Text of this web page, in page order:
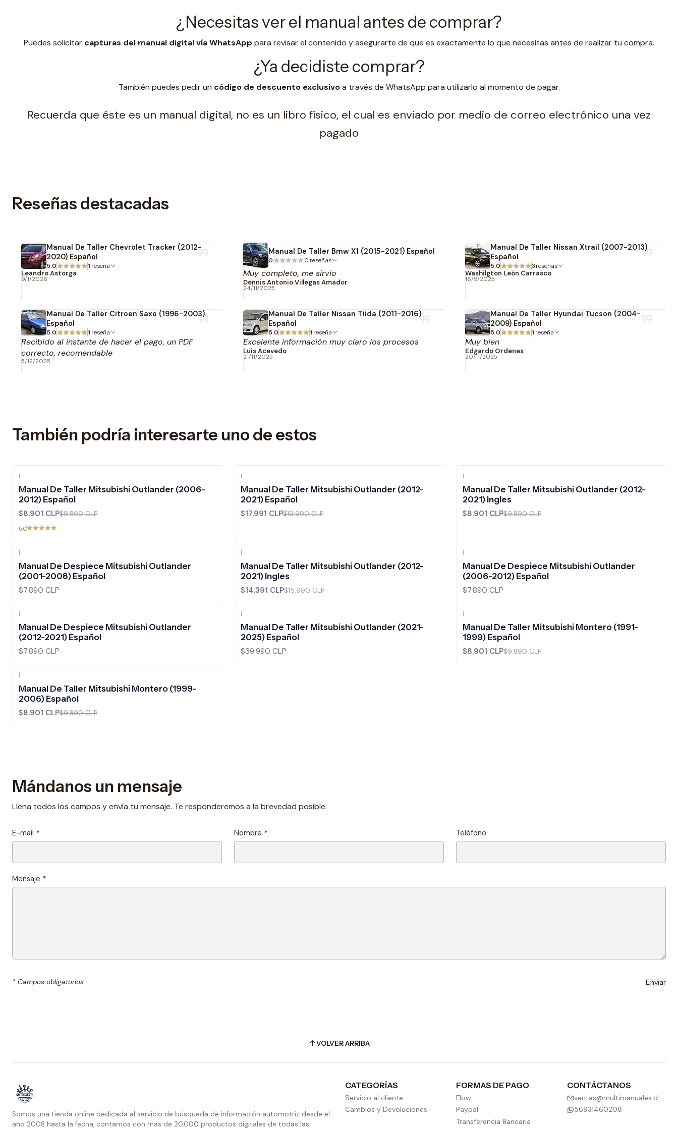
¿Necesitas ver el manual antes de comprar?
Puedes solicitar capturas del manual digital vía WhatsApp para revisar el contenido y asegurarte de que es exactamente lo que necesitas antes de realizar tu compra.
¿Ya decidiste comprar?
También puedes pedir un código de descuento exclusivoa través de WhatsApp para utilizarlo al momento de pagar.
Recuerda que éste es un manual digital, no es un libro físico, el cual es enviado por medio de correo electrónico una vez
pagado
Reseñas destacadas
Manual De Taller Chevrolet Tracker (2012-
2020) Español
5.0 1 reseña
Leandro Astorga
9/1/2026
Manual De Taller Bmw X1 (2015-2021) Español
0 0 reseñas
Muy completo, me sirvio
Dennis Antonio Villegas Amador
24/11/2025
Manual De Taller Nissan Xtrail (2007-2013)
Español
5.0 3 reseñas
Washilgton León Carrasco
16/9/2025
Manual De Taller Citroen Saxo (1996-2003)
Español
5.0 1 reseña
Recibido al instante de hacer el pago, un PDF
correcto, recomendable
5/12/2025
Manual De Taller Nissan Tiida (2011-2016)
Español
5.0 1 reseña
Excelente información muy claro los procesos
Luis Acevedo
21/11/2025
Manual De Taller Hyundai Tucson (2004-
2009) Español
5.0 1 reseña
Muy bien
Edgardo Ordenes
20/11/2025
También podría interesarte uno de estos
|
Manual De Taller Mitsubishi Outlander (2006-
2012) Español
$8.901 CLP$9.890 CLP
5.0
|
Manual De Taller Mitsubishi Outlander (2012-
2021) Español
$17.991 CLP$19.990 CLP
|
Manual De Taller Mitsubishi Outlander (2012-
2021) Ingles
$8.901 CLP$9.890 CLP
|
Manual De Despiece Mitsubishi Outlander
(2001-2008) Español
$7.890 CLP
|
Manual De Taller Mitsubishi Outlander (2012-
2021) Ingles
$14.391 CLP$15.990 CLP
|
Manual De Despiece Mitsubishi Outlander
(2006-2012) Español
$7.890 CLP
|
Manual De Despiece Mitsubishi Outlander
(2012-2021) Español
$7.890 CLP
|
Manual De Taller Mitsubishi Outlander (2021-
2025) Español
$39.990 CLP
|
Manual De Taller Mitsubishi Montero (1991-
1999) Español
$8.901 CLP$9.890 CLP
|
Manual De Taller Mitsubishi Montero (1999-
2006) Español
$8.901 CLP$9.890 CLP
Mándanos un mensaje
Llena todos los campos y envía tu mensaje. Te responderemos a la brevedad posible.
E-mail * Nombre * Teléfono
Mensaje *
* Campos obligatorios
VOLVER ARRIBA
Somos una tienda online dedicada al servicio de búsqueda de información automotriz desde el
año 2008 hasta la fecha, contamos con mas de 20.000 productos digitales de todas las
CATEGORÍAS
Servicio al cliente
Cambios y Devoluciones
FORMAS DE PAGO
Flow
Paypal
Transferencia Bancaria
CONTÁCTANOS
ventas@multimanuales.cl
56931460208